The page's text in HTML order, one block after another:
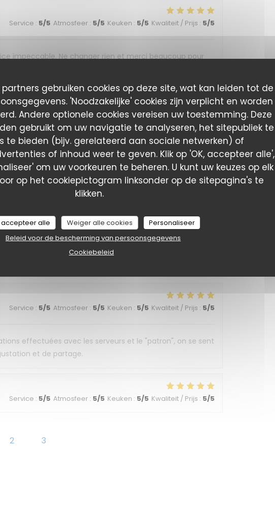
gebruiken cookies op deze site, wat kan leiden tot de
'Noodzakelijke' cookies zijn verplicht en worden
Andere optionele cookies vereisen uw toestemming. Deze
gebruikt om uw navigatie te analyseren, het sitepubliek te
te bieden (bijv. gerelateerd aan sociale netwerken) of
of inhoud weer te geven. Klik op 'OK, accepteer alle',
om uw voorkeuren te beheren. U kunt uw keuzes op elk
op het cookiepictogram linksonder op de sitepagina's te
klikken.
accepteer alle Weiger alle cookies
Personaliseer
Beleid voor de bescherming van persoonsgegevens
Cookiebeleid
Service : 5/5 Atmosfeer : 5/5 Keuken : 5/5 Kwaliteit / Prijs : 5/5
impeccable. Ne changer rien et merci beaucoup pour
Service:5/5 Atmosfeer:5/5 Keuken:5/5 Kwaliteit / Prijs:5/5
convivialité et inclusion avec beaucoup de réussite !
avec beaucoup de professionnalisme. Nous avons très
un établissement porteur de belles valeurs, où
je recommande sans hésiter !
Service:5/5 Atmosfeer:5/5 Keuken:5 /5 Kwaliteit / Prijs:
servie par une belle équipe et un patron très attentif
Service : 5/5 Atmosfeer : 5/5 Keuken : 5/5 Kwaliteit / Prijs : 5/5
effectuées avec les serveurs et le "patron", on se sent
et de partage.
Service : 5/5 Atmosfeer: 5/5 Keuken : 5/5 Kwaliteit / Prijs : 5/5
2 3